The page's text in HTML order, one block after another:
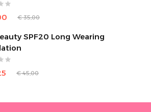
€ 35,00
SPF20 Long Wearing
€ 45,00